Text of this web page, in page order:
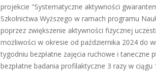
projekcie "Systematyczne aktywności
Szkolnictwa Wyższego w ramach programu
poprzez zwiększenie aktywności fizycznej
możliwości w okresie od października 2024 do
tygodniu bezpłatne zajęcia ruchowe i
bezpłatne badania profilaktyczne 3 razy w